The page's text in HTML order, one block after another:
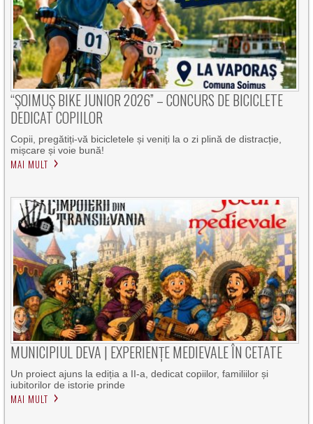
“ȘOIMUȘ BIKE JUNIOR 2026” – CONCURS DE BICICLETE
DEDICAT COPIILOR
Copii, pregătiți-vă bicicletele și veniți la o zi plină de distracție,
mișcare și voie bună!
MAI MULT
MUNICIPIUL DEVA | EXPERIENȚE MEDIEVALE ÎN CETATE
Un proiect ajuns la ediția a II-a, dedicat copiilor, familiilor și
iubitorilor de istorie prinde
MAI MULT